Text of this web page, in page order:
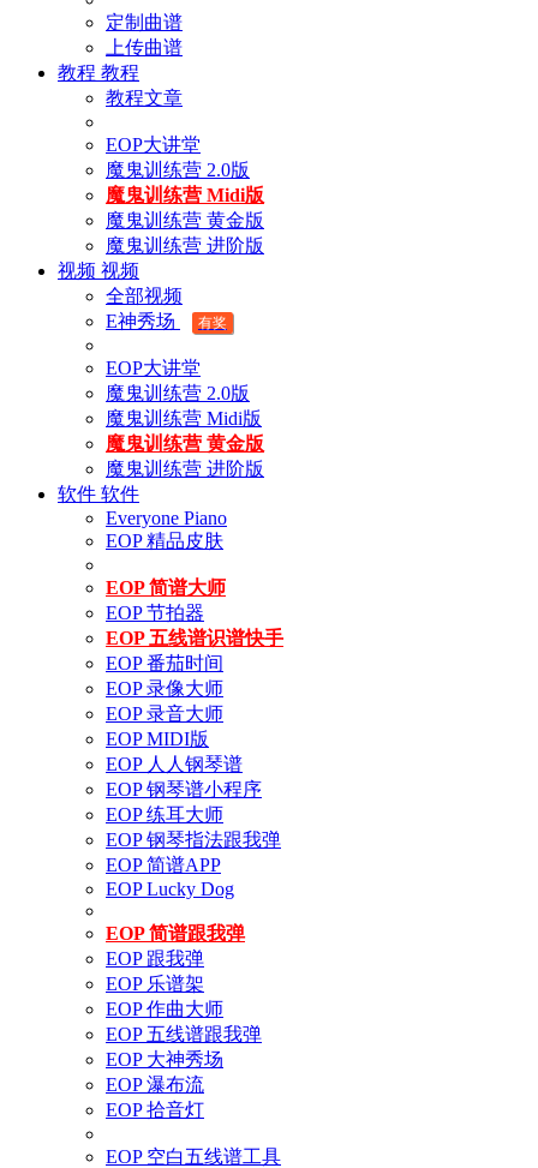
定制曲谱
上传曲谱
教程 教程
教程文章
EOP大讲堂
魔鬼训练营 2.0版
魔鬼训练营 Midi版
魔鬼训练营 黄金版
魔鬼训练营 进阶版
视频 视频
全部视频
E神秀场
有奖
EOP大讲堂
魔鬼训练营 2.0版
魔鬼训练营 Midi版
魔鬼训练营 黄金版
魔鬼训练营 进阶版
软件 软件
Everyone Piano
EOP 精品皮肤
EOP 简谱大师
EOP 节拍器
EOP 五线谱识谱快手
EOP 番茄时间
EOP 录像大师
EOP 录音大师
EOP MIDI版
EOP 人人钢琴谱
EOP 钢琴谱小程序
EOP 练耳大师
EOP 钢琴指法跟我弹
EOP 简谱APP
EOP Lucky Dog
EOP 简谱跟我弹
EOP 跟我弹
EOP 乐谱架
EOP 作曲大师
EOP 五线谱跟我弹
EOP 大神秀场
EOP 瀑布流
EOP 拾音灯
EOP 空白五线谱工具